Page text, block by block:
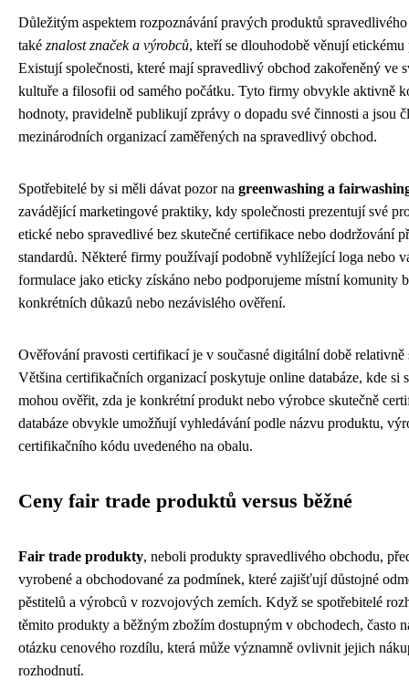
Důležitým aspektem rozpoznávání pravých produktů
také znalost značek a výrobců, kteří se dlouhodobě věnují
Existují společnosti, které mají spravedlivý obchod zakořeněný ve
kultuře a filosofii od samého počátku. Tyto firmy obvykle aktivně
hodnoty, pravidelně publikují zprávy o dopadu své činnosti a jsou
mezinárodních organizací zaměřených na spravedlivý obchod.
Spotřebitelé by si měli dávat pozor na greenwashing a
zavádějící marketingové praktiky, kdy společnosti prezentují své
etické nebo spravedlivé bez skutečné certifikace nebo dodržování
standardů. Některé firmy používají podobně vyhlížející loga nebo
formulace jako eticky získáno nebo podporujeme místní komunity
konkrétních důkazů nebo nezávislého ověření.
Ověřování pravosti certifikací je v současné digitální době relativně
Většina certifikačních organizací poskytuje online databáze, kde si
mohou ověřit, zda je konkrétní produkt nebo výrobce skutečně
databáze obvykle umožňují vyhledávání podle názvu produktu,
certifikačního kódu uvedeného na obalu.
Ceny fair trade produktů versus běžné
Fair trade produkty, neboli produkty spravedlivého obchodu,
vyrobené a obchodované za podmínek, které zajišťují důstojné
pěstitelů a výrobců v rozvojových zemích. Když se spotřebitelé
těmito produkty a běžným zbožím dostupným v obchodech, často
otázku cenového rozdílu, která může významně ovlivnit jejich
rozhodnutí.